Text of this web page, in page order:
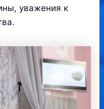
уважения к